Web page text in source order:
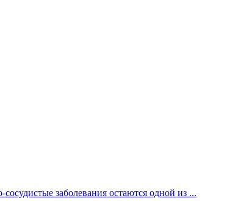
заболевания остаются одной из ...